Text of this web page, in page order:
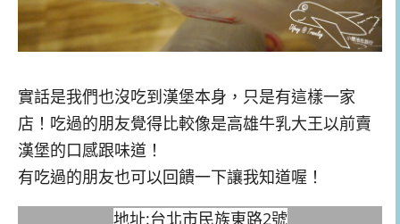
實話是我們也沒吃到漢堡本身，只是有這樣一家
店！吃過的朋友覺得比較像是高雄牛乳大王以前賣
漢堡的口感跟味道！
有吃過的朋友也可以回饋一下讓我知道喔！
地址:台北市民族東路2號